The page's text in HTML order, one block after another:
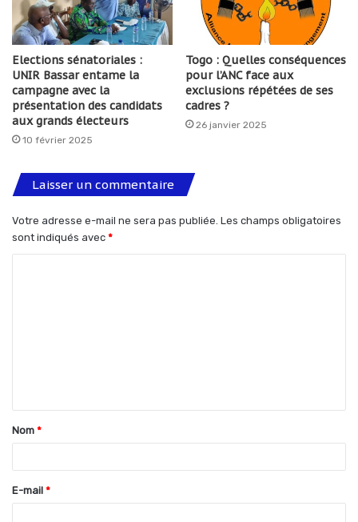
Elections sénatoriales :
UNIR Bassar entame la
campagne avec la
présentation des candidats
aux grands électeurs
10 février 2025
Togo : Quelles conséquences
pour l’ANC face aux
exclusions répétées de ses
cadres ?
26 janvier 2025
Laisser un commentaire
Votre adresse e-mail ne sera pas publiée. Les champs obligatoires
sont indiqués avec *
t
a
e
Nom *
E-mail *